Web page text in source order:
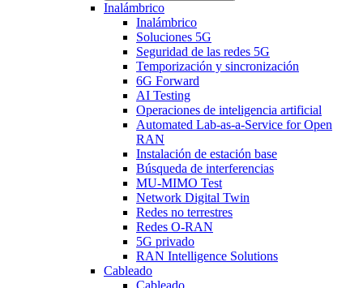
Inalámbrico
Inalámbrico
Soluciones 5G
Seguridad de las redes 5G
Temporización y sincronización
6G Forward
AI Testing
Operaciones de inteligencia artificial
Automated Lab-as-a-Service for Open
RAN
Instalación de estación base
Búsqueda de interferencias
MU-MIMO Test
Network Digital Twin
Redes no terrestres
Redes O-RAN
5G privado
RAN Intelligence Solutions
Cableado